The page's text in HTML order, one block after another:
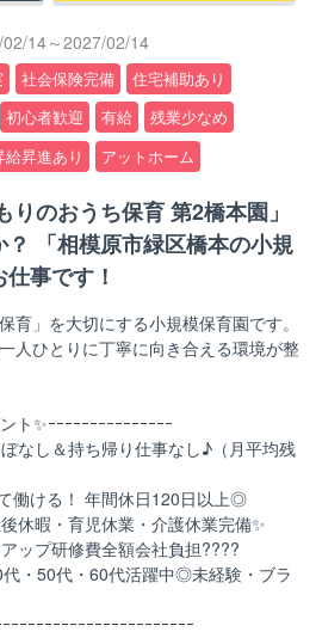
14～2027/02/14
社会保険完備
住宅補助あり
初心者歓迎 有給
残業少なめ
給昇進あり アットホーム
りのおうち保育 第2橋本園」
「相模原市緑区橋本の小規
事です！
育」を大切にする小規模保育園です。
人ひとりに丁寧に向き合える環境が整
ト✨ｰｰｰｰｰｰｰｰｰｰｰｰｰｰｰ
なし＆持ち帰り仕事なし♪（月平均残
働ける！ 年間休日120日以上◎
休暇・育児休業・介護休業完備✨
ップ研修費全額会社負担????
・50代・60代活躍中◎未経験・ブラ
ｰｰｰｰｰｰｰｰｰｰｰｰｰｰｰｰｰｰｰｰｰｰ